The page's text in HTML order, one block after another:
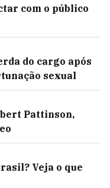
com o público
do cargo após
sexual
Pattinson,
Veja o que